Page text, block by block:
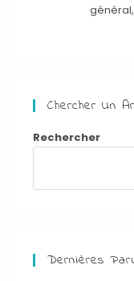
Chercher Un
Rechercher
Dernières